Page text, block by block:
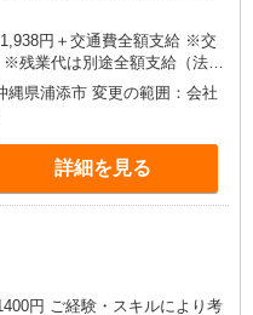
円＋交通費全額支給 ※交
残業代は別途全額支給（法定
希望日払い（週払い）制度あ
円＋残業代＋交通費
縄県浦添市 変更の範囲：会社
詳細を見る
円 ご経験・スキルにより考